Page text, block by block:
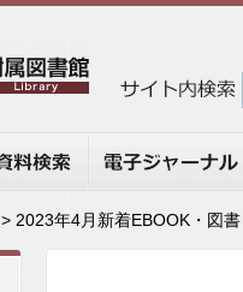
> 2023年4月新着EBOOK・図書